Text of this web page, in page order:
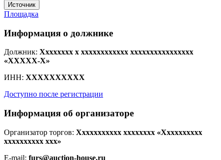
Источник
Площадка
Информация о должнике
Должник: Xxxxxxxx x xxxxxxxxxxxx xxxxxxxxxxxxxxxx
«XXXXX-X»
ИНН: XXXXXXXXXX
Доступно после регистрации
Информация об организаторе
Организатор торгов: Xxxxxxxxxxx xxxxxxxx «Xxxxxxxxxx
xxxxxxxxxx xxx»
E-mail: furs@auction-house.ru